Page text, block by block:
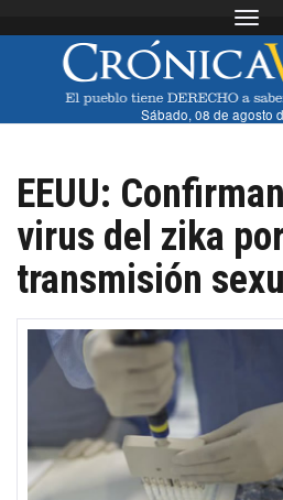
Sábado, 08 de agosto
EEUU:
virus del zika
transmisión